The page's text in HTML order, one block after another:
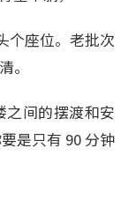
个座位。老批次
。
间的摆渡和安
是只有 90 分钟